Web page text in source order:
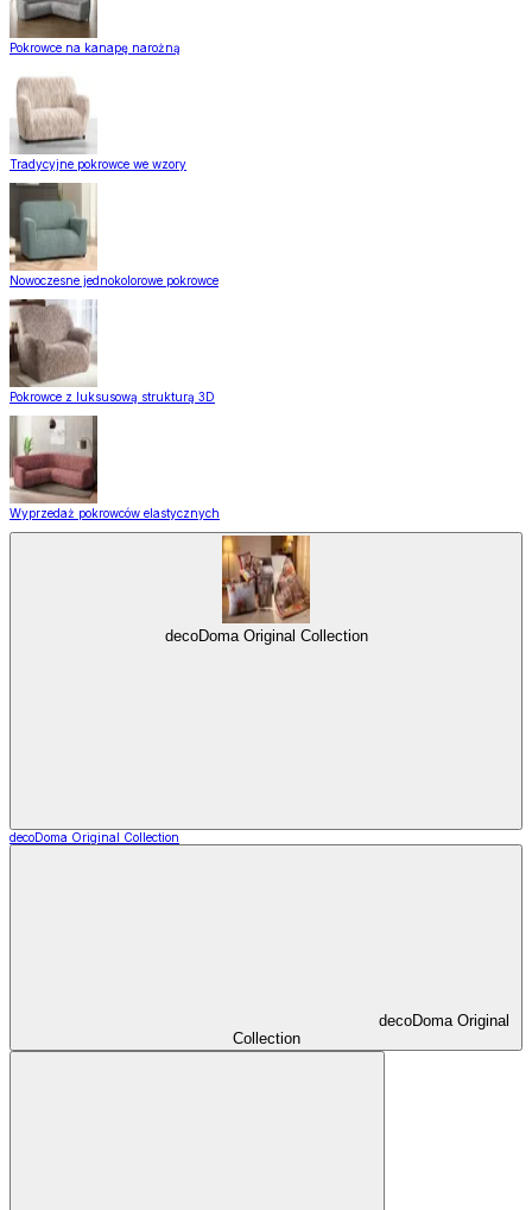
Pokrowce na kanapę narożną
Tradycyjne pokrowce we wzory
Nowoczesne jednokolorowe pokrowce
Pokrowce z luksusową strukturą 3D
Wyprzedaż pokrowców elastycznych
decoDoma Original Collection
decoDoma Original Collection
decoDoma Original
Collection